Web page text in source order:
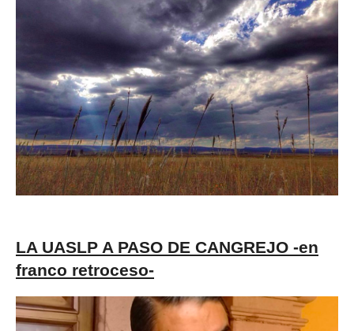
LA UASLP A PASO DE CANGREJO -en
franco retroceso-